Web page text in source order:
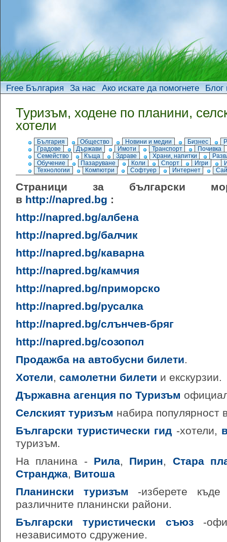
Free България За нас Ако искате да помогнете Блог
Туризъм, ходене по планини,
хотели
България Общество Новини и медии Бизнес
Градове
Държави Имоти Транспорт
Почивка
Семейство
Къща Здраве Храни, напитки
Обучение
Пазаруване Коли Спорт Игри
Технологии
Компютри Софтуер Интернет
Страници за български
в http://napred.bg :
http://napred.bg/албена
http://napred.bg/балчик
http://napred.bg/каварна
http://napred.bg/камчия
http://napred.bg/приморско
http://napred.bg/русалка
http://napred.bg/слънчев-бряг
http://napred.bg/созопол
Продажба на автобусни билети.
Хотели, самолетни билети и екскурзии.
Държавна агенция по Туризъм
Селският туризъм набира популярност
Български туристически гид -хотели,
туризъм.
На планина - Рила, Пирин, Стара
Странджа, Витоша
Планински туризъм -изберете
различните планински райони.
Български туристически съюз-
независимото сдружение.